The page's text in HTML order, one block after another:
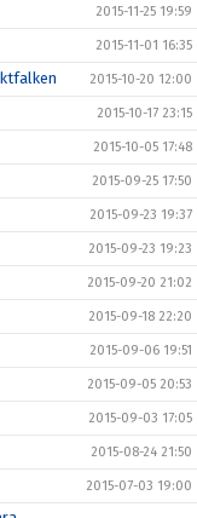
2015-11-25 19:59
2015-11-01 16:35
2015-10-20 12:00
2015-10-17 23:15
2015-10-05 17:48
2015-09-25 17:50
2015-09-23 19:37
2015-09-23 19:23
2015-09-20 21:02
2015-09-18 22:20
2015-09-06 19:51
2015-09-05 20:53
2015-09-03 17:05
2015-08-24 21:50
2015-07-03 19:00